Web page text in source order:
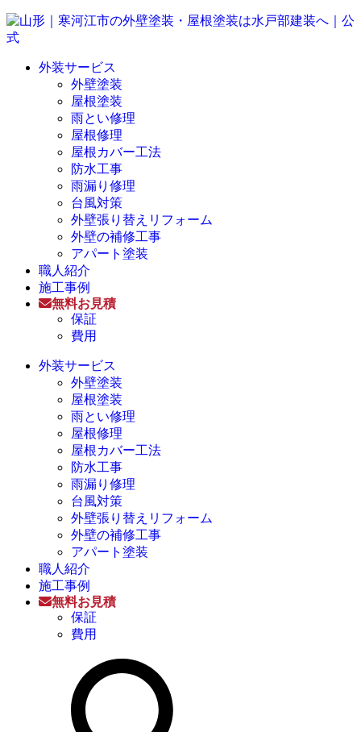
外装サービス
外壁塗装
屋根塗装
雨とい修理
屋根修理
屋根カバー工法
防水工事
雨漏り修理
台風対策
外壁張り替えリフォーム
外壁の補修工事
アパート塗装
職人紹介
施工事例
無料お見積
保証
費用
外装サービス
外壁塗装
屋根塗装
雨とい修理
屋根修理
屋根カバー工法
防水工事
雨漏り修理
台風対策
外壁張り替えリフォーム
外壁の補修工事
アパート塗装
職人紹介
施工事例
無料お見積
保証
費用